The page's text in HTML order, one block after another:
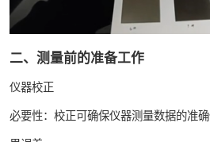
二、测量前的准备工作
仪器校正
必要性：校正可确保仪器测量数据的准